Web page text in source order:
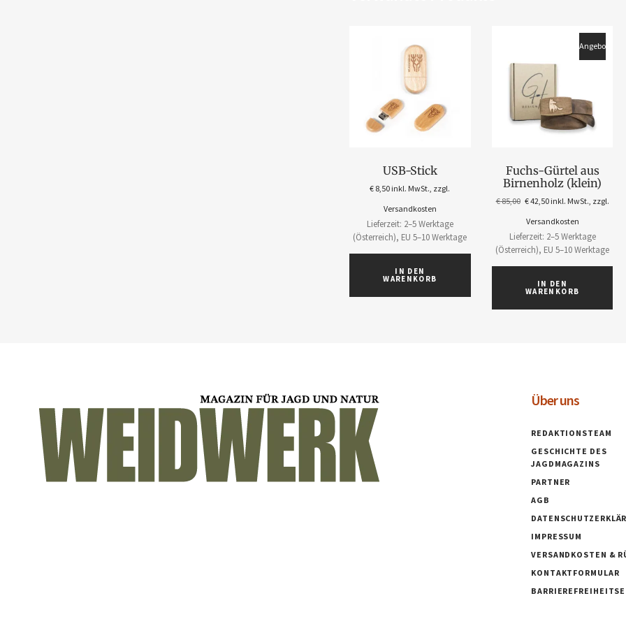
USB-Stick
€ 8,50 inkl. MwSt., zzgl.
Versandkosten
Lieferzeit: 2–5 Werktage
(Österreich), EU 5–10 Werktage
IN DEN
WARENKORB
Angebot!
Fuchs-Gürtel aus
Birnenholz (klein)
€85,00 €42,50 inkl. MwSt., zzgl.
Versandkosten
Lieferzeit: 2–5 Werktage
(Österreich), EU 5–10 Werktage
IN DEN
WARENKORB
Über uns
REDAKTIONSTEAM
GESCHICHTE DES
JAGDMAGAZINS
PARTNER
AGB
IMPRESSUM
VERSANDKOSTEN &
KONTAKTFORMULAR